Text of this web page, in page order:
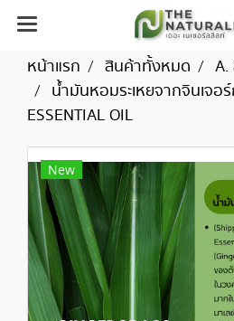
หน้าแรก สินค้าทั้งหมด
น้ำมันหอมระเหยจากจินเจอ
ESSENTIAL OIL
New